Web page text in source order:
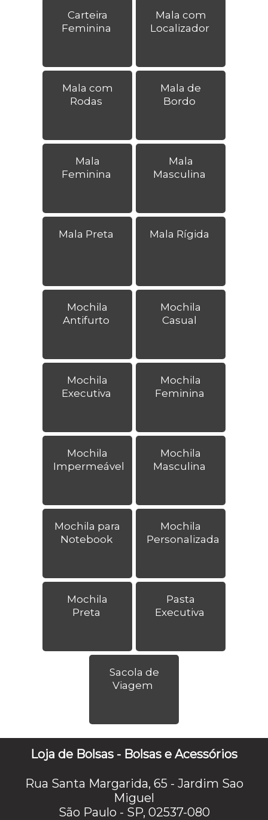
Carteira
Feminina
Mala com
Localizador
Mala com
Rodas
Mala de
Bordo
Mala
Feminina
Mala
Masculina
Mala Preta Mala Rígida
Mochila
Antifurto
Mochila
Casual
Mochila
Executiva
Mochila
Feminina
Mochila
Impermeável
Mochila
Masculina
Mochila para
Notebook
Mochila
Personalizada
Mochila
Preta
Pasta
Executiva
Sacola de
Viagem
Loja de Bolsas - Bolsas e Acessórios
Rua Santa Margarida, 65 - Jardim Sao
Miguel
São Paulo - SP, 02537-080